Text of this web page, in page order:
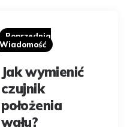
Poprzednia
Wiadomość
Jak wymienić
czujnik
położenia
wału?